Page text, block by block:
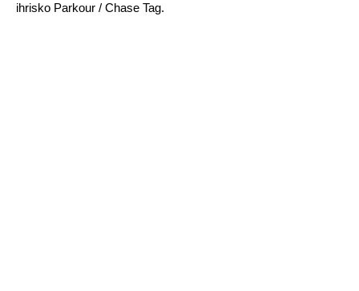
ihrisko Parkour / Chase Tag.